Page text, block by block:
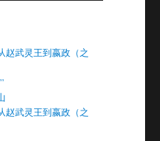
武灵王到嬴政（之
武灵王到嬴政（之